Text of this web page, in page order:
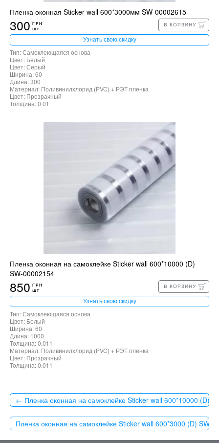
Пленка оконная Sticker wall 600*3000мм SW-00002615
300 ГРН
шт
В КОРЗИНУ
Узнать свою скидку
Тип: Самоклеющаяся основа
Цвет: Белый
Цвет: Серый
Ширина: 60
Длина: 300
Материал: Поливинилхлорид (PVC) + РЭТ пленка
Цвет: Прозрачный
Толщина: 0.01
Пленка оконная на самоклейке Sticker wall 600*10000 (D)
SW-00002154
850 ГРН
шт
В КОРЗИНУ
Узнать свою скидку
Тип: Самоклеющаяся основа
Цвет: Белый
Ширина: 60
Длина: 1000
Толщина: 0,011
Материал: Поливинилхлорид (PVC) + РЭТ пленка
Цвет: Прозрачный
Толщина: 0.011
← Пленка оконная на самоклейке Sticker wall 600*10000 (D)
Пленка оконная на самоклейке Sticker wall 600*3000 (D) SW-